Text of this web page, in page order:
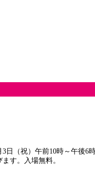
3日（祝）午前10時～午
す。入場無料。